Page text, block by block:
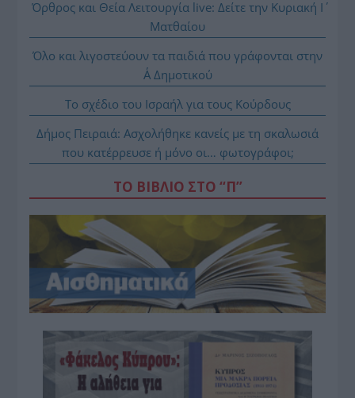
Όρθρος και Θεία Λειτουργία live: Δείτε την Κυριακή Ι΄
Ματθαίου
Όλο και λιγοστεύουν τα παιδιά που γράφονται στην
Α΄ Δημοτικού
Το σχέδιο του Ισραήλ για τους Κούρδους
Δήμος Πειραιά: Ασχολήθηκε κανείς με τη σκαλωσιά
που κατέρρευσε ή μόνο οι… φωτογράφοι;
ΤΟ ΒΙΒΛΙΟ ΣΤΟ “Π”